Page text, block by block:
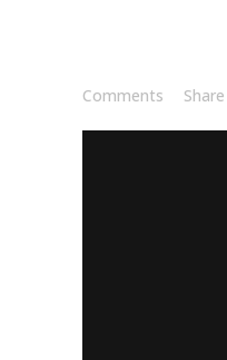
Comments
Share